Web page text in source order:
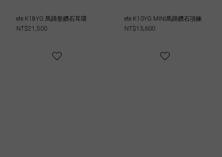
ete K18YG 馬蹄形鑽石耳環
NT$21,500
ete K10YG MINI馬蹄鑽石項鍊
NT$13,600